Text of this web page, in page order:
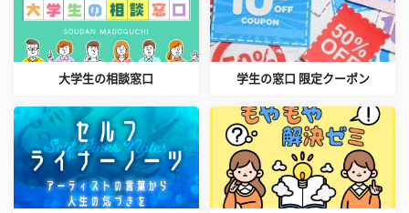
大学生の相談窓口 学生の窓口 限定クーポン